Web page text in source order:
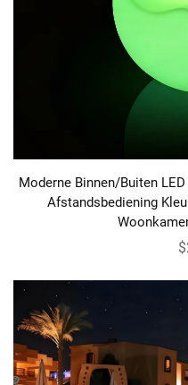
Moderne Binnen/Buiten
Afstandsbediening